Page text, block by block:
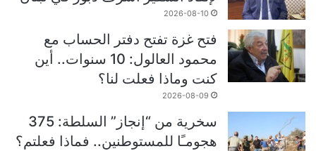
2026-08-10
فتح غزة تفتح دفتر الحساب مع
محمود العالول: 10 سنوات.. أين
كنت وماذا فعلت لنا؟
2026-08-09
سخرية من “إنجاز” السلطة: 375
هجومـًا للمستوطنين.. فماذا فعلتم؟